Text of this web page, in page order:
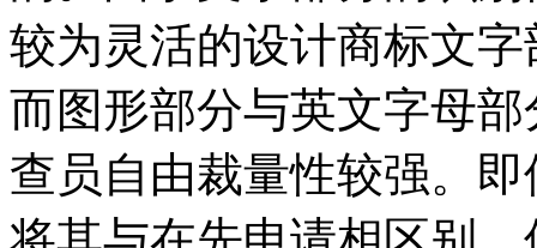
较为灵活的设计商标文
而图形部分与英文字母
查员自由裁量性较强。